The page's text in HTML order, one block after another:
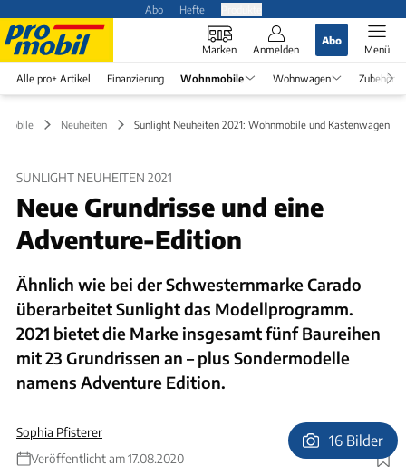
Abo Hefte
Marken Anmelden
Abo
Menü
Alle pro+ Artikel Finanzierung Wohnmobile Wohnwagen Zubehör
Neuheiten Sunlight Neuheiten 2021: Wohnmobile und Kastenwagen
SUNLIGHT NEUHEITEN 2021
Neue Grundrisse und eine
Adventure-Edition
Ähnlich wie bei der Schwesternmarke Carado
überarbeitet Sunlight das Modellprogramm.
2021 bietet die Marke insgesamt fünf Baureihen
mit 23 Grundrissen an – plus Sondermodelle
namens Adventure Edition.
Sophia Pfisterer
Veröffentlicht am 17.08.2020
Foto: Sunlight
16 Bilder